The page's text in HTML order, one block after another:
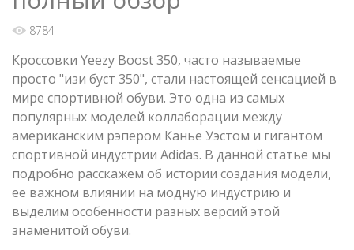
8784
Кроссовки Yeezy Boost 350, часто называемые
просто "изи буст 350", стали настоящей сенсацией в
мире спортивной обуви. Это одна из самых
популярных моделей коллаборации между
американским рэпером Канье Уэстом и гигантом
спортивной индустрии Adidas. В данной статье мы
подробно расскажем об истории создания модели,
ее важном влиянии на модную индустрию и
выделим особенности разных версий этой
знаменитой обуви.